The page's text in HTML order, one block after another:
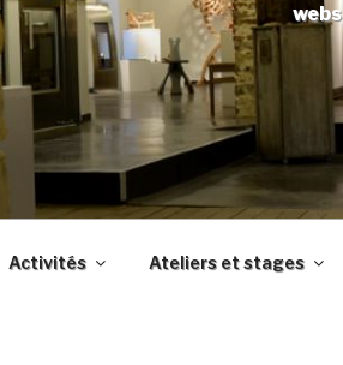
Activités Ateliers et stages